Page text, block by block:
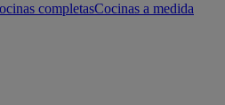
completasCocinas a medida